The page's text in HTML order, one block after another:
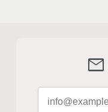
mail